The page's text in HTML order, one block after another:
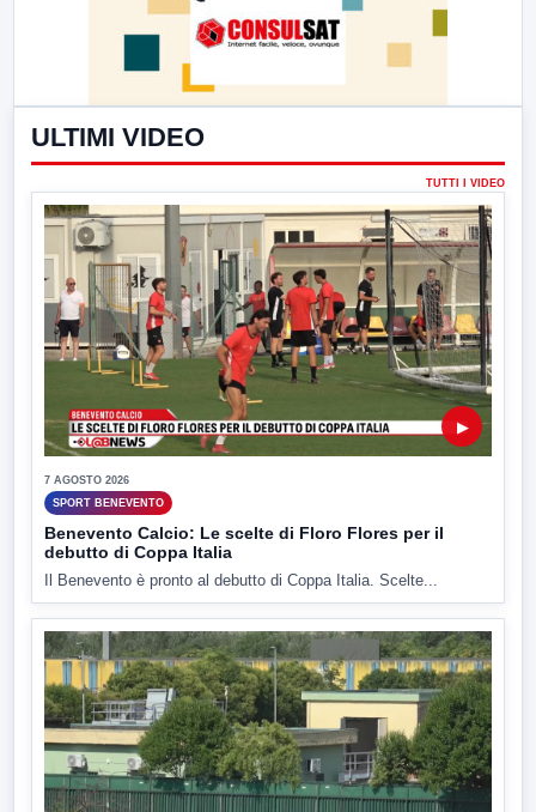
ULTIMI VIDEO
TUTTI I VIDEO
▶
7 AGOSTO 2026
SPORT BENEVENTO
Benevento Calcio: Le scelte di Floro Flores per il
debutto di Coppa Italia
Il Benevento è pronto al debutto di Coppa Italia. Scelte...